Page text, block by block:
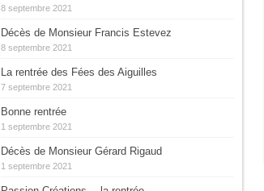
8 septembre 2021
Décès de Monsieur Francis Estevez
8 septembre 2021
La rentrée des Fées des Aiguilles
7 septembre 2021
Bonne rentrée
1 septembre 2021
Décès de Monsieur Gérard Rigaud
1 septembre 2021